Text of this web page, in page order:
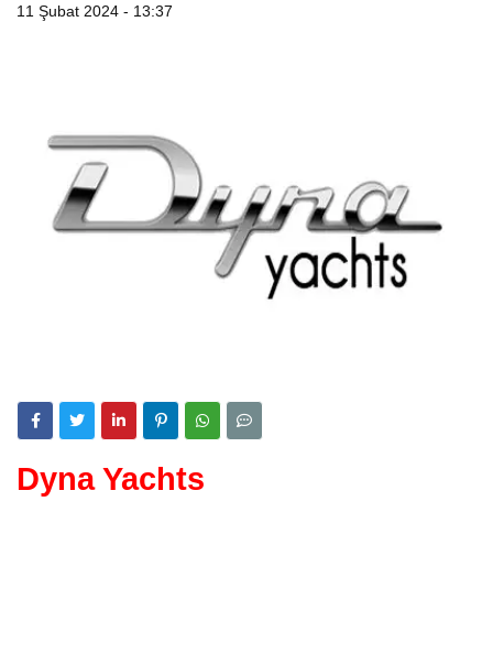
11 Şubat 2024 - 13:37
Dyna Yachts